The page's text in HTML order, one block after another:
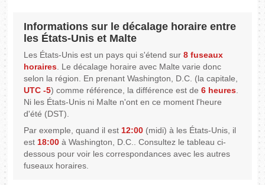
Informations sur le décalage horaire entre
les États-Unis et Malte
Les États-Unis est un pays qui s'étend sur8 fuseaux
horaires. Le décalage horaire avec Malte varie donc
selon la région. En prenant Washington, D.C. (la capitale,
UTC -5) comme référence, la différence est de6 heures.
Ni les États-Unis ni Malte n'ont en ce moment l'heure
d'été (DST).
Par exemple, quand il est12:00 (midi) à les États-Unis, il
est18:00 à Washington, D.C.. Consultez le tableau ci-
dessous pour voir les correspondances avec les autres
fuseaux horaires.